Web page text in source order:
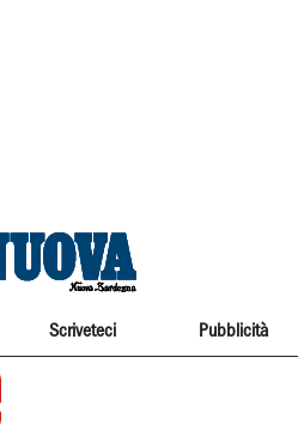
Scriveteci Pubblicità